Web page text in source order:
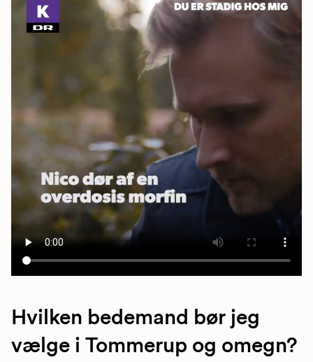
Hvilken bedemand bør jeg
vælge i Tommerup og omegn?